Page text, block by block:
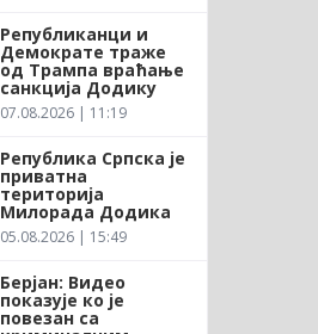
Републиканци и
Демократе траже
од Трампа враћање
санкција Додику
07.08.2026 | 11:19
Република Српска је
приватна
територија
Милорада Додика
05.08.2026 | 15:49
Берјан: Видео
показује ко је
повезан са